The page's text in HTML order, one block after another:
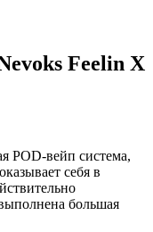
Feelin X
POD-вейп система,
себя в
большая